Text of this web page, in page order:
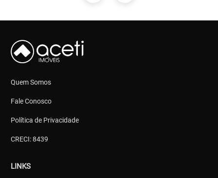
Quem Somos
Fale Conosco
Política de Privacidade
CRECI: 8439
LINKS